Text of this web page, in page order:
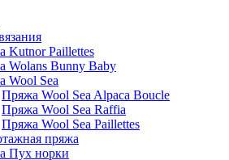
Kutnor Paillettes
Wolans Bunny Baby
Wool Sea
Пряжа Wool Sea Alpaca Boucle
Пряжа Wool Sea Raffia
Пряжа Wool Sea Paillettes
пряжа
Пух норки